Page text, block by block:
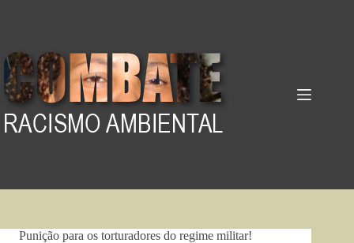
Punição para os torturadores do regime militar!